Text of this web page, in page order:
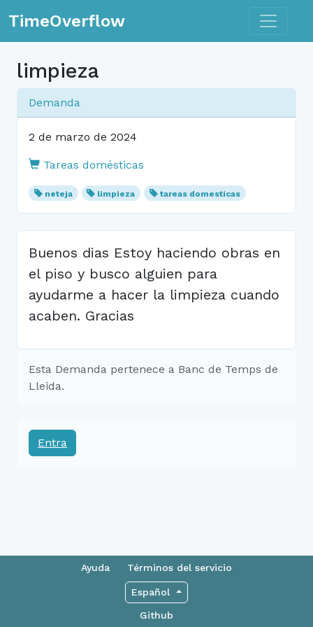
TimeOverflow Toggle
limpieza
Demanda
2 de marzo de 2024
Tareas domésticas
neteja limpieza tareas domesticas
Buenos dias Estoy haciendo obras en
el piso y busco alguien para
ayudarme a hacer la limpieza cuando
acaben. Gracias
Esta Demanda pertenece a Banc de Temps de
Lleida.
Entra
Ayuda Términos del servicio
Español
Github